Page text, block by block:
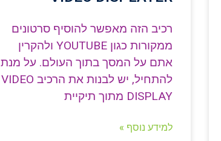
רכיב הזה מאפשר להוסיף סרטונים
ממקורות כגון YOUTUBE ולהקרין
אתם על המסך בתוך העולם. על מנת
להתחיל, יש לבנות את הרכיב VIDEO
DISPLAY מתוך תיקיית
למידע נוסף »